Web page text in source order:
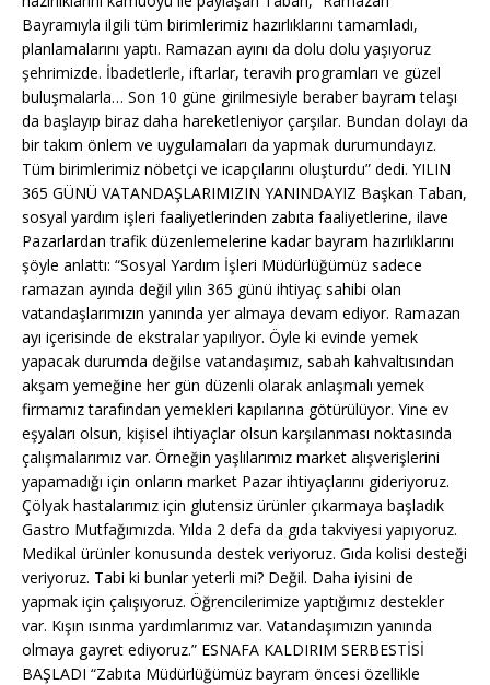
Bayramıyla ilgili tüm birimlerimiz hazırlıklarını tamamladı,
planlamalarını yaptı. Ramazan ayını da dolu dolu yaşıyoruz
şehrimizde. İbadetlerle, iftarlar, teravih programları ve güzel
buluşmalarla… Son 10 güne girilmesiyle beraber bayram telaşı
da başlayıp biraz daha hareketleniyor çarşılar. Bundan dolayı da
bir takım önlem ve uygulamaları da yapmak durumundayız.
Tüm birimlerimiz nöbetçi ve icapçılarını oluşturdu” dedi. YILIN
365 GÜNÜ VATANDAŞLARIMIZIN YANINDAYIZ Başkan Taban,
sosyal yardım işleri faaliyetlerinden zabıta faaliyetlerine, ilave
Pazarlardan trafik düzenlemelerine kadar bayram hazırlıklarını
şöyle anlattı: “Sosyal Yardım İşleri Müdürlüğümüz sadece
ramazan ayında değil yılın 365 günü ihtiyaç sahibi olan
vatandaşlarımızın yanında yer almaya devam ediyor. Ramazan
ayı içerisinde de ekstralar yapılıyor. Öyle ki evinde yemek
yapacak durumda değilse vatandaşımız, sabah kahvaltısından
akşam yemeğine her gün düzenli olarak anlaşmalı yemek
firmamız tarafından yemekleri kapılarına götürülüyor. Yine ev
eşyaları olsun, kişisel ihtiyaçlar olsun karşılanması noktasında
çalışmalarımız var. Örneğin yaşlılarımız market alışverişlerini
yapamadığı için onların market Pazar ihtiyaçlarını gideriyoruz.
Çölyak hastalarımız için glutensiz ürünler çıkarmaya başladık
Gastro Mutfağımızda. Yılda 2 defa da gıda takviyesi yapıyoruz.
Medikal ürünler konusunda destek veriyoruz. Gıda kolisi desteği
veriyoruz. Tabi ki bunlar yeterli mi? Değil. Daha iyisini de
yapmak için çalışıyoruz. Öğrencilerimize yaptığımız destekler
var. Kışın ısınma yardımlarımız var. Vatandaşımızın yanında
olmaya gayret ediyoruz.” ESNAFA KALDIRIM SERBESTİSİ
BAŞLADI “Zabıta Müdürlüğümüz bayram öncesi özellikle